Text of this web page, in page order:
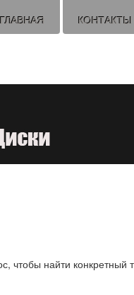
ГЛАВНАЯ КОНТАКТЫ
чтобы найти конкретный